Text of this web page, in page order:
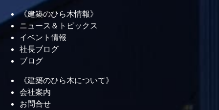
《建築のひら木情報》
ニュース＆トピックス
イベント情報
社長ブログ
ブログ
《建築のひら木について》
会社案内
お問合せ